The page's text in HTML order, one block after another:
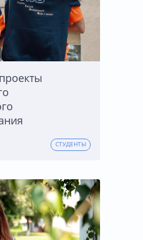
СТУДЕНТЫ